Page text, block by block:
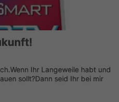
Ihr Langeweile habt und
sollt?Dann seid Ihr bei mir